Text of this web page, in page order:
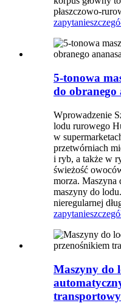
płaszczowo-
zapytanie
5-tonowa
do obranego
Wprowadzenie
lodu rurowego
w
przetwórniach
i ryb, a także w
świeżość
morza. Maszyna
maszyny do
nieregularnej
zapytanie
Maszyny do